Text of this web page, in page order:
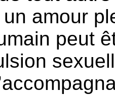
amour
peut